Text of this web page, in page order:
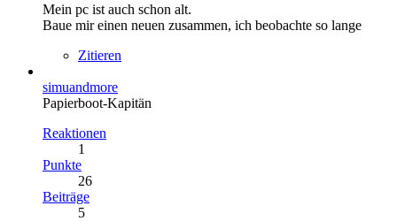
Mein pc ist auch schon alt.
Baue mir einen neuen zusammen, ich beobachte so lange
Zitieren
simuandmore
Papierboot-Kapitän
Reaktionen
1
Punkte
26
Beiträge
5